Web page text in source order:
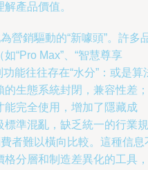
產品價值。
營銷驅動的“新噱頭”。許多
“Pro Max”、“智慧尊享
能往往存在“水分”：或是算
生態系統封閉，兼容性差；
完全使用，增加了隱藏成
準混亂，缺乏統一的行業規
者難以橫向比較。這種信息
分層和制造差異化的工具，